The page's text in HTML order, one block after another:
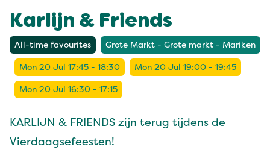
Karlijn & Friends
All-time favourites Grote Markt - Grote markt - Mariken
Mon 20 Jul 17:45 - 18:30 Mon 20 Jul 19:00 - 19:45
Mon 20 Jul 16:30 - 17:15
KARLIJN & FRIENDS zijn terug tijdens de
Vierdaagsefeesten!